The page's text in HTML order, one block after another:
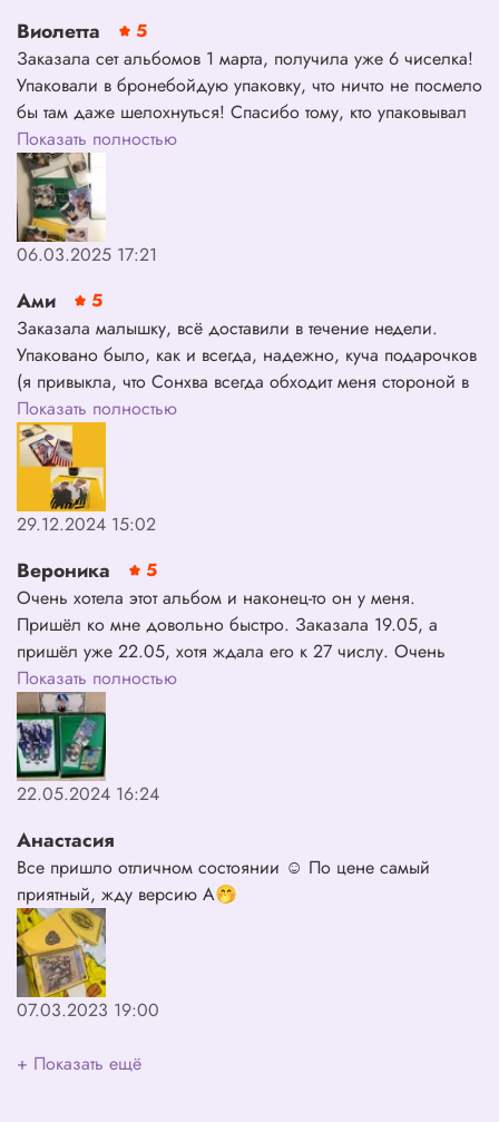
Виолетта
5
Заказала сет альбомов 1 марта, получила уже 6 чиселка!
Упаковали в бронебойдую упаковку, что ничто не посмело
бы там даже шелохнуться! Спасибо тому, кто упаковывал
альбомы, ваши чудесные руки подарили мне очень
хорошие выпадения и Усманов в одном из альбомов.
Обязательно закажу еще&lt;33333
Показать полностью
06.03.2025 17:21
Ами
5
Заказала малышку, всё доставили в течение недели.
Упаковано было, как и всегда, надежно, куча подарочков
(я привыкла, что Сонхва всегда обходит меня стороной в
альбомках, а старсстор, чувствуя это, всегда кладут в
плюшки именно его🤭спасибо драгоценным работникам
прекрасного шопа🤍
Показать полностью
29.12.2024 15:02
Вероника
5
Очень хотела этот альбом и наконец-то он у меня.
Пришёл ко мне довольно быстро. Заказала 19.05, а
пришёл уже 22.05, хотя ждала его к 27 числу. Очень
довольна покупкой🤗❤️❤️❤️❤️
Показать полностью
22.05.2024 16:24
Анастасия
Все пришло отличном состоянии ☺️ По цене самый
приятный, жду версию A🤭
07.03.2023 19:00
+ Показать ещё